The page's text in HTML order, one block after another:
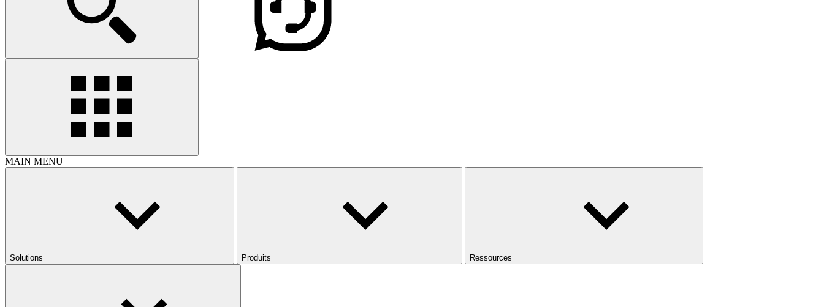
MAIN MENU
Solutions Produits Ressources